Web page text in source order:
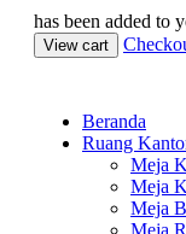
has been added to
View cart
Beranda
Ruang
Meja
Meja
Meja
Meja